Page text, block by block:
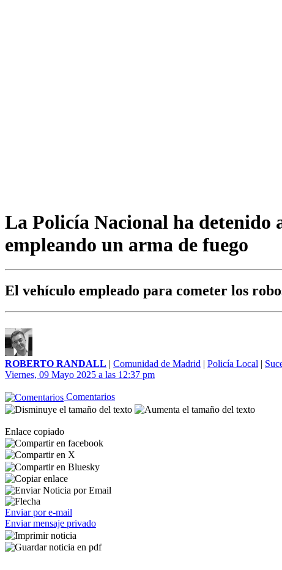
La Policía Nacional ha detenido
empleando un arma de fuego
El vehículo empleado para cometer los
ROBERTO RANDALL | Comunidad de Madrid | Policía Local |
Viernes, 09 Mayo 2025 a las 12:37 pm
Comentarios
Enlace copiado
Enviar por e-mail
Enviar mensaje privado